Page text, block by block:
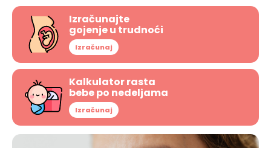
Izračunajte
gojenje u trudnoći
Izračunaj
Kalkulator rasta
bebe po nedeljama
Izračunaj